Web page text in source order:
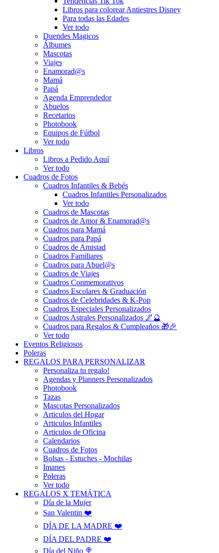
Libros para colorear Antiestres Disney
Para todas las Edades
Ver todo
Duendes Magicos
Álbumes
Mascotas
Viajes
Enamorad@s
Mamá
Papá
Agenda Emprendedor
Abuelos
Recetarios
Photobook
Equipos de Fútbol
Ver todo
Libros
Libros a Pedido Aquí
Ver todo
Cuadros de Fotos
Cuadros Infantiles & Bebés
Cuadros Infantiles Personalizados
Ver todo
Cuadros de Mascotas
Cuadros de Amor & Enamorad@s
Cuadros para Mamá
Cuadros para Papá
Cuadros de Amistad
Cuadros Familiares
Cuadros para Abuel@s
Cuadros de Viajes
Cuadros Conmemorativos
Cuadros Escolares & Graduación
Cuadros de Celebridades & K-Pop
Cuadros Especiales Personalizados
Cuadros Astrales Personalizados 🌌🔮
Cuadros para Regalos & Cumpleaños 🎁🎉
Ver todo
Eventos Religiosos
Poleras
REGALOS PARA PERSONALIZAR
Personaliza tu regalo!
Agendas y Planners Personalizados
Photobook
Tazas
Mascotas Personalizados
Articulos del Hogar
Articulos Infantiles
Articulos de Oficina
Calendarios
Cuadros de Fotos
Bolsas - Estuches - Mochilas
Imanes
Poleras
Ver todo
REGALOS X TEMÁTICA
Día de la Mujer
San Valentin ❤️
DÍA DE LA MADRE ❤️
DÍA DEL PADRE ❤️
Día del Niño 🍭